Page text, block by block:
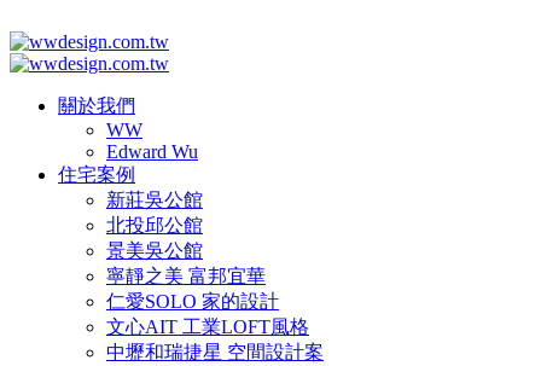
關於我們
WW
Edward Wu
住宅案例
新莊吳公館
北投邱公館
景美吳公館
寧靜之美 富邦宜華
仁愛SOLO 家的設計
文心AIT 工業LOFT風格
中壢和瑞捷星 空間設計案